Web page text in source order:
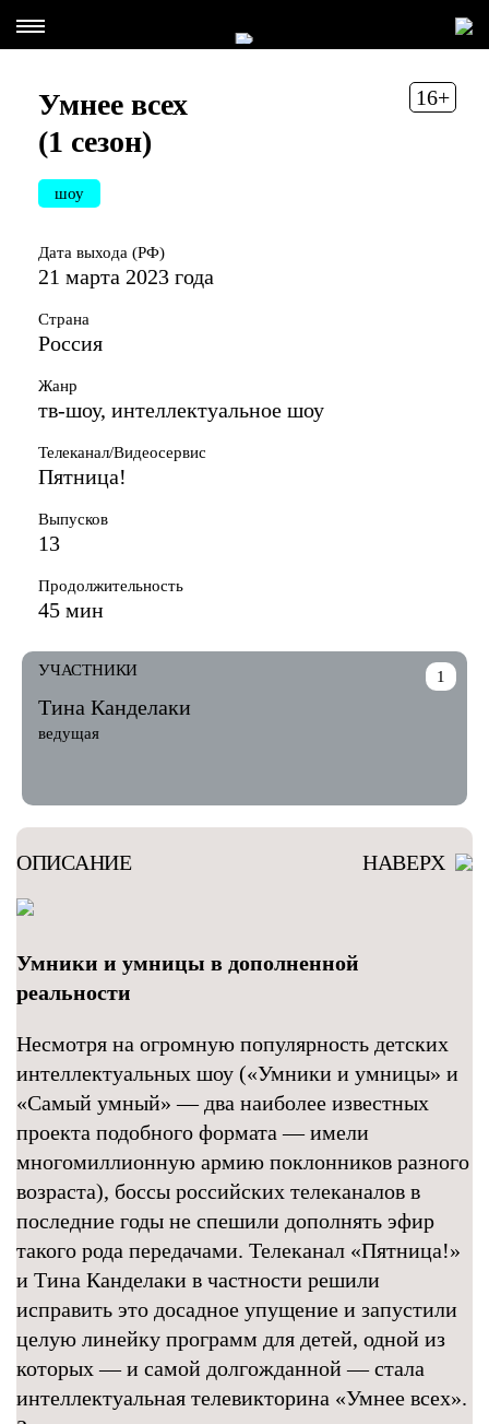
16+
Умнее всех
(1 сезон)
шоу
Дата выхода (РФ)
21 марта 2023 года
Страна
Россия
Жанр
тв-шоу, интеллектуальное шоу
Телеканал/Видеосервис
Пятница!
Выпусков
13
Продолжительность
45 мин
1
УЧАСТНИКИ
Тина Канделаки
ведущая
ОПИСАНИЕ НАВЕРХ
Умники и умницы в дополненной
реальности
Несмотря на огромную популярность детских
интеллектуальных шоу («Умники и умницы» и
«Самый умный» — два наиболее известных
проекта подобного формата — имели
многомиллионную армию поклонников разного
возраста), боссы российских телеканалов в
последние годы не спешили дополнять эфир
такого рода передачами. Телеканал «Пятница!»
и Тина Канделаки в частности решили
исправить это досадное упущение и запустили
целую линейку программ для детей, одной из
которых — и самой долгожданной — стала
интеллектуальная телевикторина «Умнее всех».